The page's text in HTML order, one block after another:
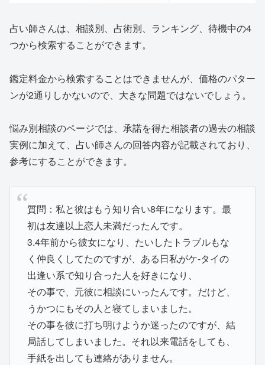
占い師さんは、相談別、占術別、ランキング、待機中の4
つから検索することができます。
鑑定料金から検索することはできませんが、価格のパター
ンが2通りしかないので、大きな問題ではないでしょう。
悩み別相談のページでは、承諾を得た相談者の過去の相談
実例に加えて、占い師さんの回答内容が記載されており、
参考にすることができます。
質問：私と彼はもう知り合い8年になります。最
初は友達以上恋人未満だったんです。
3.4年前から彼女になり、たいしたトラブルもな
く仲良くしてたのですが、ある日私がケ-タイの
出逢い系で知り合った人を好きになり、
その事で、元彼に相談にいったんです。だけど、
うかつにもその人と寝てしまいました。
その事を彼に打ち明けようか迷ったのですが、結
局話してしまいました。それ以来電話をしても、
手紙を出しても連絡がありません。